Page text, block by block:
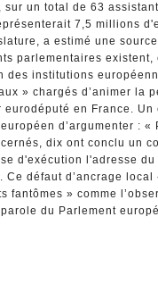
sur un total de 63
7,5 millions
a estimé une
parlementaires existent,
des institutions
» chargés d’animer la
en France. Un
d’argumenter : «
dix ont conclu un
d'exécution l'adresse
Ce défaut d’ancrage local
fantômes » comme
du Parlement